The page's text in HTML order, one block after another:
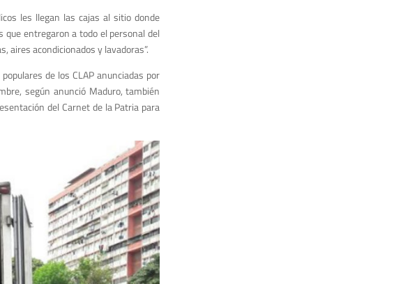
les llegan las cajas al sitio donde
entregaron a todo el personal del
aires acondicionados y lavadoras”.
de los CLAP anunciadas por
según anunció Maduro, también
del Carnet de la Patria para